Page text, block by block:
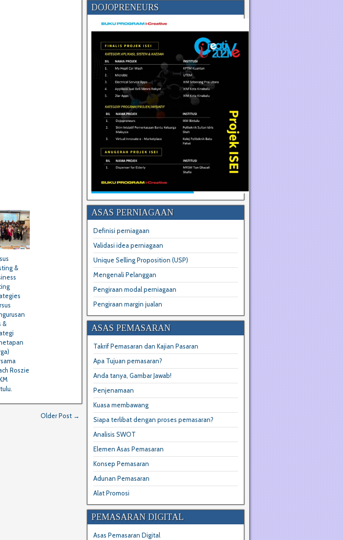
&
&
Roszie
Older Post →
DOJOPRENEURS
ASAS PERNIAGAAN
Definisi perniagaan
Validasi idea perniagaan
Unique Selling Proposition (USP)
Mengenali Pelanggan
Pengiraan modal perniagaan
Pengiraan margin jualan
ASAS PEMASARAN
Takrif Pemasaran dan Kajian Pasaran
Apa Tujuan pemasaran?
Anda tanya, Gambar Jawab!
Penjenamaan
Kuasa membawang
Siapa terlibat dengan proses pemasaran?
Analisis SWOT
Elemen Asas Pemasaran
Konsep Pemasaran
Adunan Pemasaran
Alat Promosi
PEMASARAN DIGITAL
Asas Pemasaran Digital